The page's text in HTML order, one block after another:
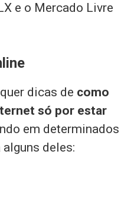
e o Mercado Livre
dicas de como
só por estar
em determinados
deles: